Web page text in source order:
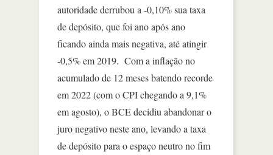
autoridade derrubou a -0,10% sua taxa
de depósito, que foi ano após ano
ficando ainda mais negativa, até atingir
-0,5% em 2019. Com a inflação no
acumulado de 12 meses batendo recorde
em 2022 (com o CPI chegando a 9,1%
em agosto), o BCE decidiu abandonar o
juro negativo neste ano, levando a taxa
de depósito para o espaço neutro no fim